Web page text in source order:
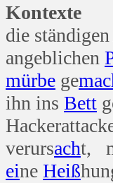
Kontexte
die
angeblichen
mürbe ge
ihn ins Bett
verursacht,
eine Heiß